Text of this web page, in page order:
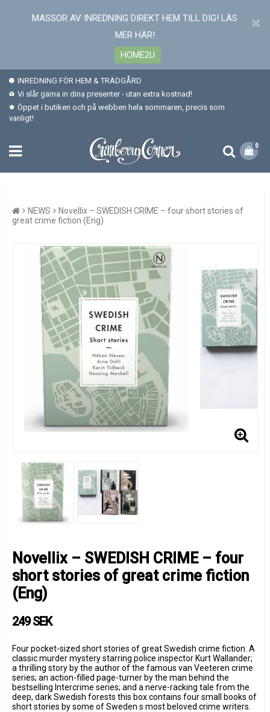
MASSOR AV INREDNING DIREKT HEM TILL DIG! LÄS
MER HÄR!
HOME2U
INREDNING FÖR HEM & TRÄDGÅRD
Vi slår gärna in dina presenter - utan extra kostnad!
Öppet i butiken och på webben hela sommaren, precis som
vanligt!
0
NEWS
Novellix – SWEDISH CRIME – four short stories of
great crime fiction (Eng)
Novellix – SWEDISH CRIME – four
short stories of great crime fiction
(Eng)
249 SEK
Four pocket-sized short stories of great Swedish crime fiction. A
classic murder mystery starring police inspector Kurt Wallander;
a thrilling story by the author of the famous van Veeteren crime
series; an action-filled page-turner by the man behind the
bestselling Intercrime series; and a nerve-racking tale from the
deep, dark Swedish forests this box contains four small books of
short stories by some of Sweden s most beloved crime writers.